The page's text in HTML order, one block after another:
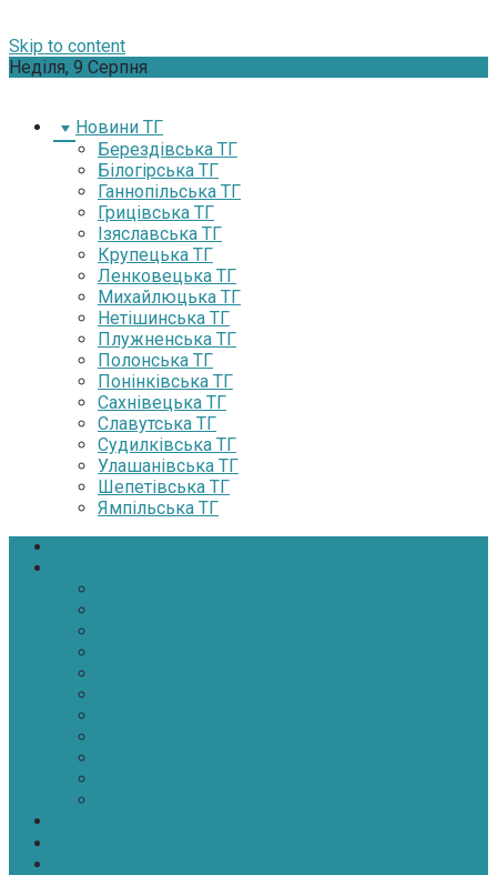
Skip to content
Неділя, 9 Серпня
Новини ТГ
Берездівська ТГ
Білогірська ТГ
Ганнопільська ТГ
Грицівська ТГ
Ізяславська ТГ
Крупецька ТГ
Ленковецька ТГ
Михайлюцька ТГ
Нетішинська ТГ
Плужненська ТГ
Полонська ТГ
Понінківська ТГ
Сахнівецька ТГ
Славутська ТГ
Судилківська ТГ
Улашанівська ТГ
Шепетівська ТГ
Ямпільська ТГ